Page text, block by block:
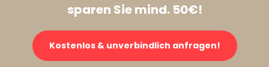
sparen Sie mind. 50€!
Kostenlos & unverbindlich anfragen!